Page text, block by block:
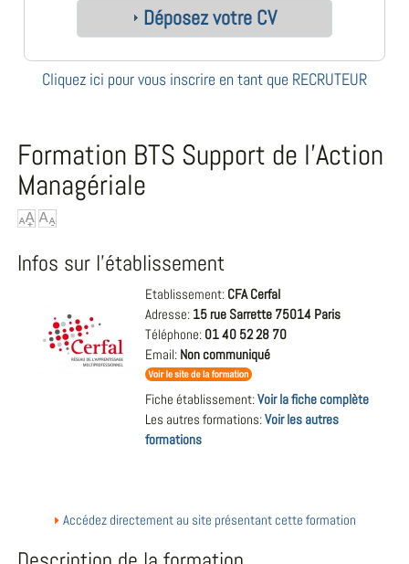
Déposez votre CV
Cliquez ici pour vous inscrire en tant que RECRUTEUR
Formation BTS Support de l'Action
Managériale
Infos sur l'établissement
Etablissement: CFA Cerfal
Adresse: 15 rue Sarrette 75014 Paris
Téléphone: 01 40 52 28 70
Email: Non communiqué
Fiche établissement:Voir la fiche complète
Les autres formations:Voir les autres
formations
Accédez directement au site présentant cette formation